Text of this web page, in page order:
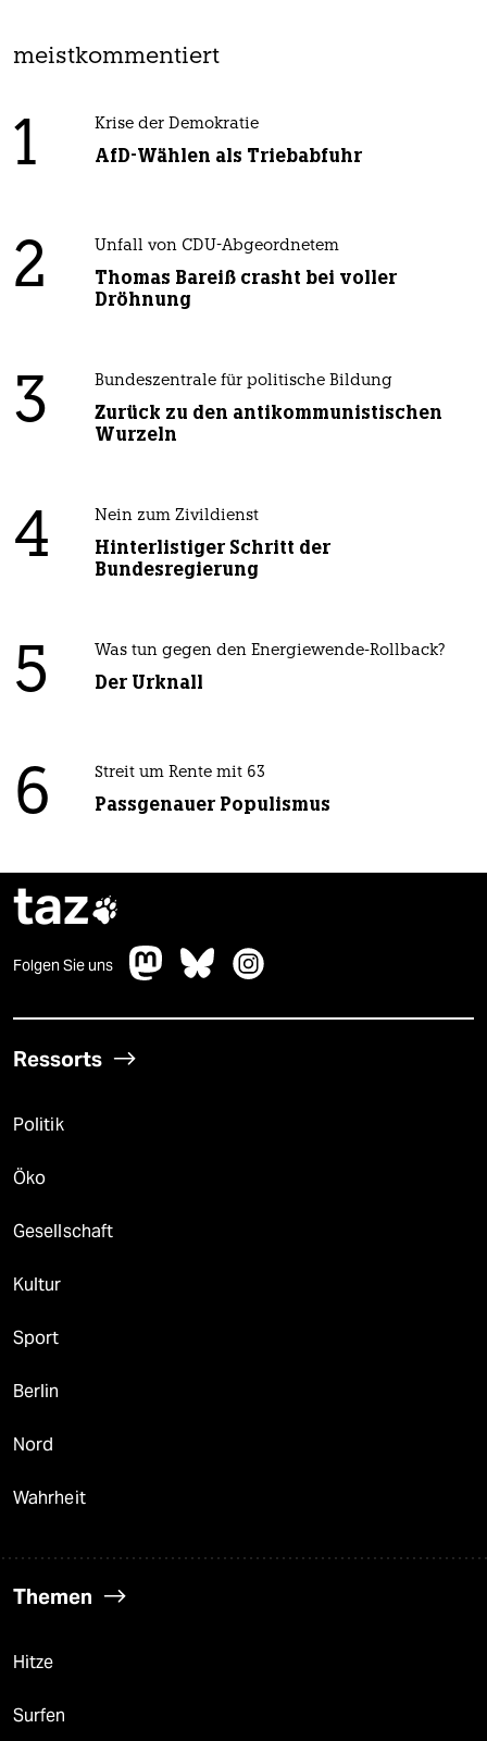
meistkommentiert
1 Krise der Demokratie
AfD-Wählen als Triebabfuhr
2 Unfall von CDU-Abgeordnetem
Thomas Bareiß crasht bei voller
Dröhnung
3 Bundeszentrale für politische Bildung
Zurück zu den antikommunistischen
Wurzeln
4 Nein zum Zivildienst
Hinterlistiger Schritt der
Bundesregierung
5 Was tun gegen den Energiewende-Rollback?
Der Urknall
6 Streit um Rente mit 63
Passgenauer Populismus
taz
Folgen Sie uns
Ressorts
Politik
Öko
Gesellschaft
Kultur
Sport
Berlin
Nord
Wahrheit
Themen
Hitze
Surfen